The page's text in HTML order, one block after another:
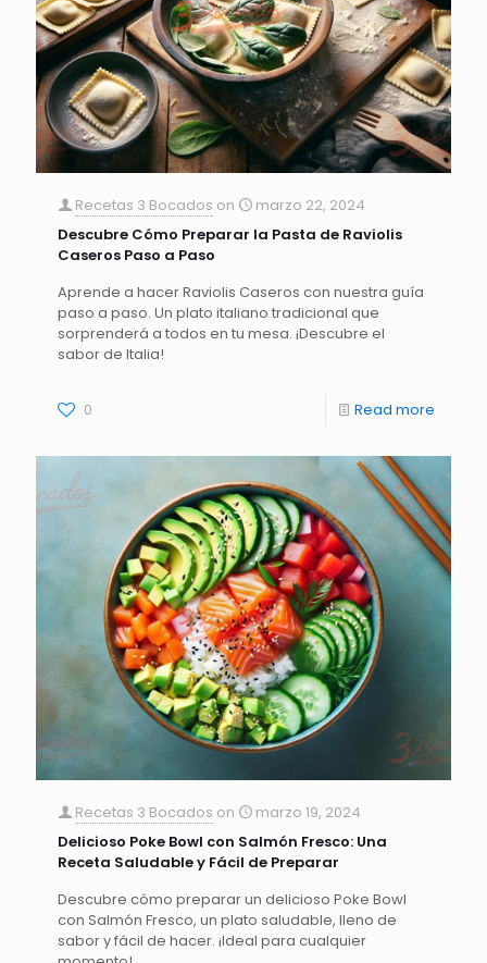
Recetas 3 Bocados on
marzo 22, 2024
Descubre Cómo Preparar la Pasta de Raviolis
Caseros Paso a Paso
Aprende a hacer Raviolis Caseros con nuestra guía
paso a paso. Un plato italiano tradicional que
sorprenderá a todos en tu mesa. ¡Descubre el
sabor de Italia!
0 Read more
Recetas 3 Bocados on
marzo 19, 2024
Delicioso Poke Bowl con Salmón Fresco: Una
Receta Saludable y Fácil de Preparar
Descubre cómo preparar un delicioso Poke Bowl
con Salmón Fresco, un plato saludable, lleno de
sabor y fácil de hacer. ¡Ideal para cualquier